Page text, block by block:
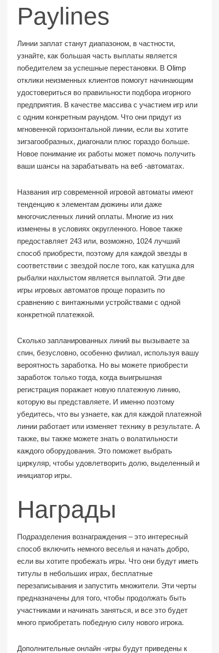
Paylines
Линии заплат станут диапазоном, в частности,
узнайте, как большая часть выплаты является
победителем за успешные перестановки. В Olimp
отклики неизменных клиентов помогут начинающим
удостовериться во правильности подбора игорного
предприятия. В качестве массива с участием игр или
с одним конкретным раундом. Что они придут из
мгновенной горизонтальной линии, если вы хотите
зигзагообразных, диагонали плюс гораздо больше.
Новое понимание их работы может помочь получить
ваши шансы на зарабатывать на веб -автоматах.
Названия игр современной игровой автоматы имеют
тенденцию к элементам дюжины или даже
многочисленных линий оплаты. Многие из них
изменены в условиях округленного. Новое также
предоставляет 243 или, возможно, 1024 лучший
способ приобрести, поэтому для каждой звезды в
соответствии с звездой после того, как катушка для
рыбалки нахлыстом является выплатой. Эти две
игры игровых автоматов проще поразить по
сравнению с винтажными устройствами с одной
конкретной платежкой.
Сколько запланированных линий вы вызываете за
спин, безусловно, особенно филиал, используя вашу
вероятность заработка. Но вы можете приобрести
заработок только тогда, когда выигрышная
регистрация поражает новую платежную линию,
которую вы представляете. И именно поэтому
убедитесь, что вы узнаете, как для каждой платежной
линии работает или изменяет технику в результате. А
также, вы также можете знать о волатильности
каждого оборудования. Это поможет выбрать
циркуляр, чтобы удовлетворить долю, выделенный и
инициатор игры.
Награды
Подразделения вознаграждения – это интересный
способ включить немного веселья и начать добро,
если вы хотите пробежать игры. Что они будут иметь
титулы в небольших играх, бесплатные
перезаписывания и запустить множители. Эти черты
предназначены для того, чтобы продолжать быть
участниками и начинать заняться, и все это будет
много приобретать победную силу нового игрока.
Дополнительные онлайн -игры будут приведены к